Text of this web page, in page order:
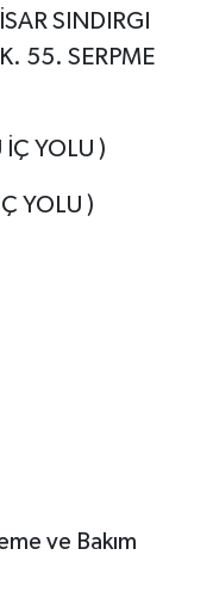
SINDIRGI
55. SERPME
İÇ YOLU )
YOLU )
ve Bakım